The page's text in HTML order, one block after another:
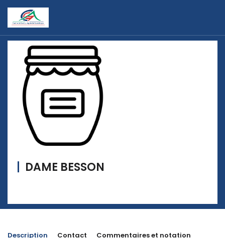
DAME BESSON
Description Contact Commentaires et notation